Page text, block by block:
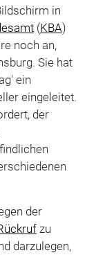
in
(KBA)
noch an,
Sie hat
ein
eingeleitet.
der
der
zu
darzulegen,